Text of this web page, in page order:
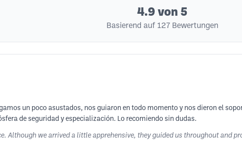
4.9 von 5
Basierend auf 127 Bewertungen
un poco asustados, nos guiaron en todo momento y nos dieron el
de seguridad y especialización. Lo recomiendo sin dudas.
Although we arrived a little apprehensive, they guided us throughout and